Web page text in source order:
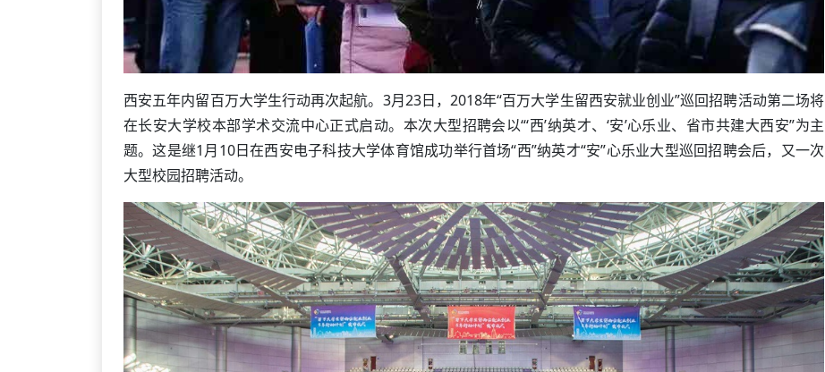
西安五年内留百万大学生行动再次起航。3月23日，2018年“百万大学生留西安就业创业”巡回招聘活动第二场将
在长安大学校本部学术交流中心正式启动。本次大型招聘会以“‘西’纳英才、‘安’心乐业、省市共建大西安”为主
题。这是继1月10日在西安电子科技大学体育馆成功举行首场“西”纳英才“安”心乐业大型巡回招聘会后，又一次
大型校园招聘活动。